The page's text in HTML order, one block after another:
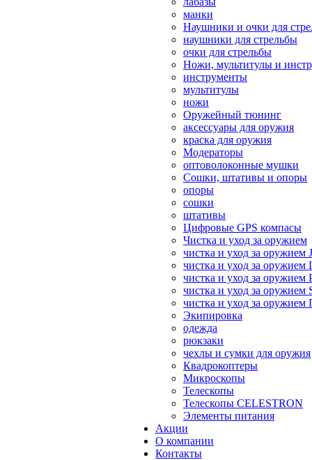
манки
Наушники и очки для
наушники для стрельбы
очки для стрельбы
Ножи, мультитулы и
инструменты
мультитулы
ножи
Оружейный тюнинг
аксессуары для оружия
краска для оружия
Модераторы
оптоволоконные мушки
Сошки, штативы и опоры
опоры
сошки
штативы
Цифровые GPS компасы
Чистка и уход за оружием
чистка и уход за оружием
чистка и уход за оружием
чистка и уход за оружием
чистка и уход за оружием
чистка и уход за
Экипировка
одежда
рюкзаки
чехлы и сумки для оружия
Квадрокоптеры
Микроскопы
Телескопы
Телескопы CELESTRON
Элементы питания
Акции
О компании
Контакты